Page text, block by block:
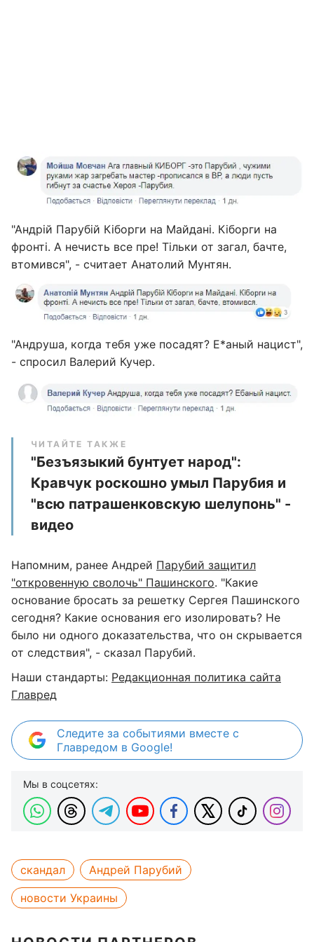
"Андрій Парубій Кіборги на Майдані. Кіборги на
фронті. А нечисть все пре! Тільки от загал, бачте,
втомився", - считает Анатолий Мунтян.
"Андруша, когда тебя уже посадят? Е*аный нацист",
- спросил Валерий Кучер.
ЧИТАЙТЕ ТАКЖЕ
"Безъязыкий бунтует народ":
Кравчук роскошно умыл Парубия и
"всю патрашенковскую шелупонь" -
видео
Напомним, ранее Андрей Парубий защитил
"откровенную сволочь" Пашинского. "Какие
основание бросать за решетку Сергея Пашинского
сегодня? Какие основания его изолировать? Не
было ни одного доказательства, что он скрывается
от следствия", - сказал Парубий.
Наши стандарты: Редакционная политика сайта
Главред
Следите за событиями вместе с
Главредом в Google!
Мы в соцсетях:
скандал
Андрей Парубий
новости Украины